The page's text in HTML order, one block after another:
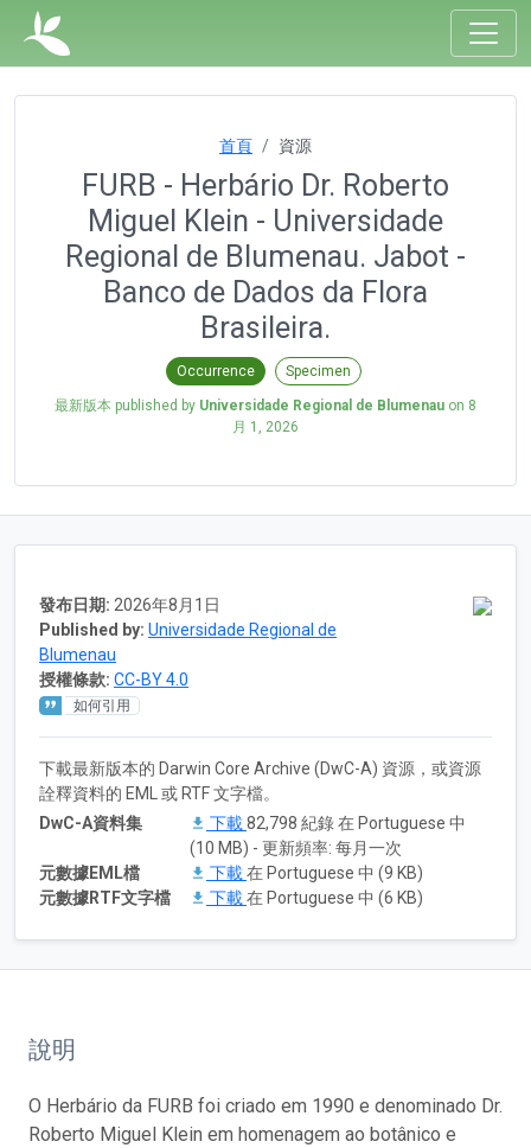
首頁 資源
FURB - Herbário Dr. Roberto
Miguel Klein - Universidade
Regional de Blumenau. Jabot -
Banco de Dados da Flora
Brasileira.
Occurrence Specimen
最新版本 published by Universidade Regional de Blumenau on 8
月 1, 2026
發布日期: 2026年8月1日
Published by: Universidade Regional de
Blumenau
授權條款: CC-BY 4.0
如何引用
下載最新版本的 Darwin Core Archive (DwC-A) 資源，或資源
詮釋資料的 EML 或 RTF 文字檔。
DwC-A資料集
下載82,798 紀錄 在 Portuguese 中
(10 MB) - 更新頻率: 每月一次
元數據EML檔
下載在 Portuguese 中 (9 KB)
元數據RTF文字檔
下載在 Portuguese 中 (6 KB)
說明
O Herbário da FURB foi criado em 1990 e denominado Dr.
Roberto Miguel Klein em homenagem ao botânico e